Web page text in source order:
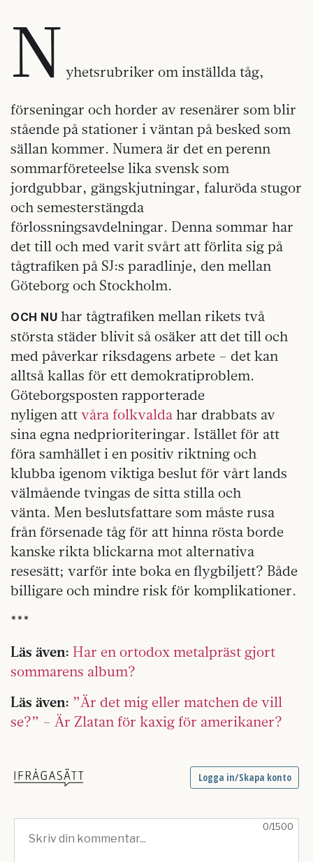
N yhetsrubriker om inställda tåg,
förseningar och horder av resenärer som blir
stående på stationer i väntan på besked som
sällan kommer. Numera är det en perenn
sommarföreteelse lika svensk som
jordgubbar, gängskjutningar, faluröda stugor
och semesterstängda
förlossningsavdelningar. Denna sommar har
det till och med varit svårt att förlita sig på
tågtrafiken på SJ:s paradlinje, den mellan
Göteborg och Stockholm.
OCH NU har tågtrafiken mellan rikets två
största städer blivit så osäker att det till och
med påverkar riksdagens arbete – det kan
alltså kallas för ett demokratiproblem.
Göteborgsposten rapporterade
nyligen att våra folkvalda har drabbats av
sina egna nedprioriteringar. Istället för att
föra samhället i en positiv riktning och
klubba igenom viktiga beslut för vårt lands
välmående tvingas de sitta stilla och
vänta. Men beslutsfattare som måste rusa
från försenade tåg för att hinna rösta borde
kanske rikta blickarna mot alternativa
resesätt; varför inte boka en flygbiljett? Både
billigare och mindre risk för komplikationer.
***
Läs även: Har en ortodox metalpräst gjort
sommarens album?
Läs även: ”Är det mig eller matchen de vill
se?” – Är Zlatan för kaxig för amerikaner?